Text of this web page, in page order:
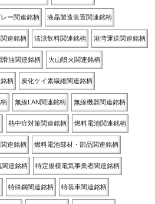
ー関連銘柄 液晶製造装置関連銘柄
連銘柄 清涼飲料関連銘柄 港湾運送関連銘柄
滑油関連銘柄 火山噴火関連銘柄
柄 炭化ケイ素繊維関連銘柄
無線LAN関連銘柄 無線機器関連銘柄
熱中症対策関連銘柄 燃料電池関連銘柄
連銘柄 燃料電池部材・部品関連銘柄
関連銘柄 特定規模電気事業者関連銘柄
特殊鋼関連銘柄 特装車関連銘柄